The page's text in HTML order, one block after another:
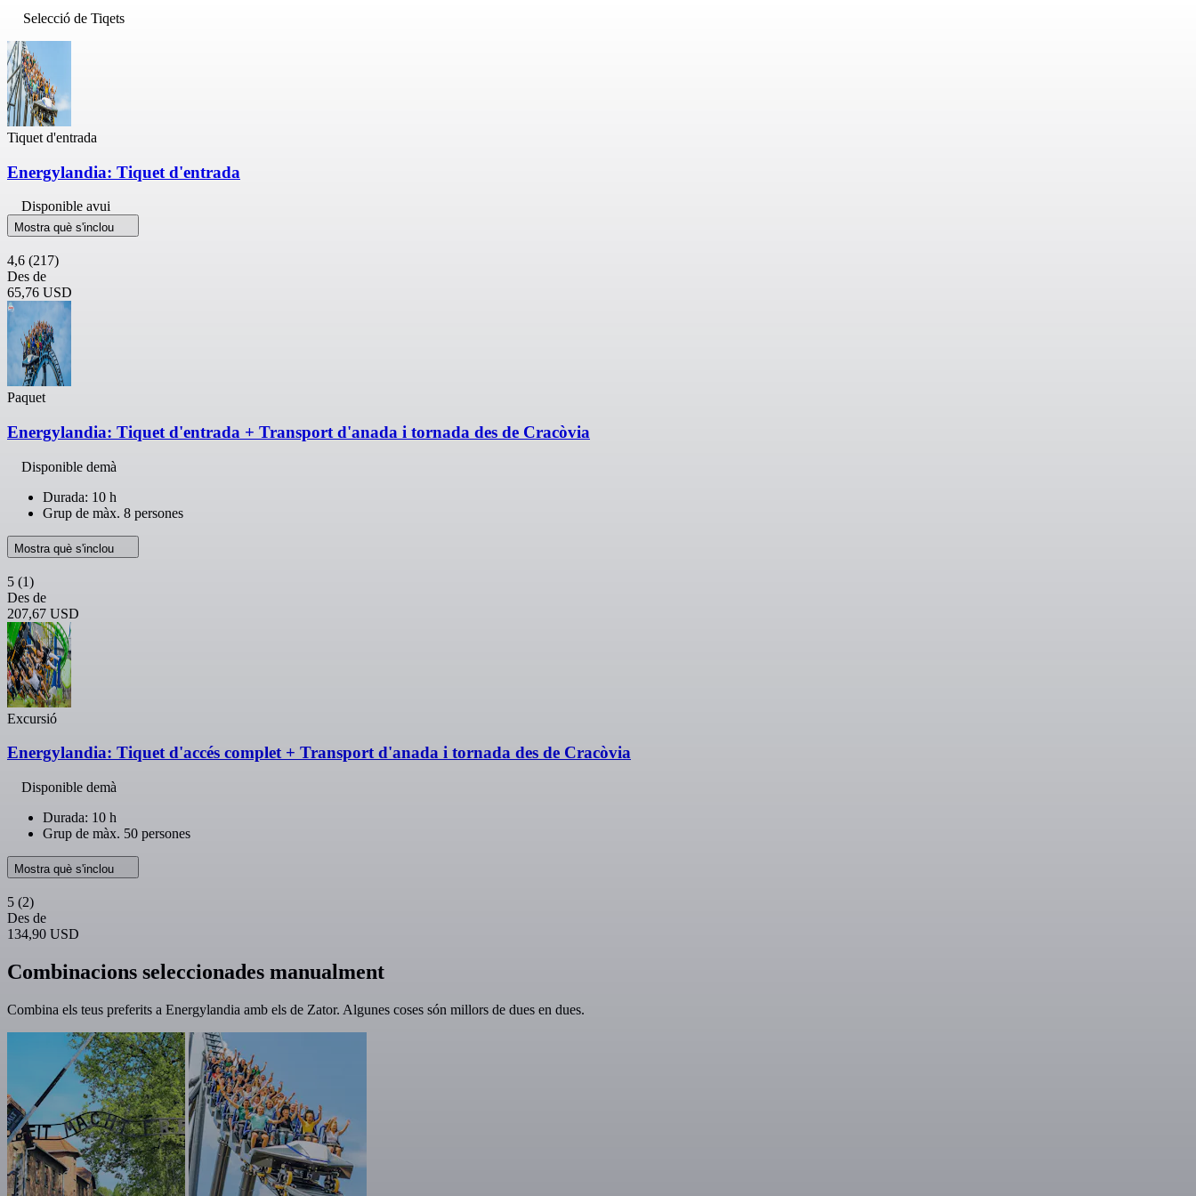
Selecció de Tiqets
Tiquet d'entrada
Energylandia: Tiquet d'entrada
Disponible avui
Mostra què s'inclou
4,6 (217)
Des de
65,76 USD
Paquet
Energylandia: Tiquet d'entrada + Transport d'anada i tornada des de Cracòvia
Disponible demà
Durada: 10 h
Grup de màx. 8 persones
Mostra què s'inclou
5 (1)
Des de
207,67 USD
Excursió
Energylandia: Tiquet d'accés complet + Transport d'anada i tornada des de Cracòvia
Disponible demà
Durada: 10 h
Grup de màx. 50 persones
Mostra què s'inclou
5 (2)
Des de
134,90 USD
Combinacions seleccionades manualment
Combina els teus preferits a Energylandia amb els de Zator. Algunes coses són millors de dues en dues.